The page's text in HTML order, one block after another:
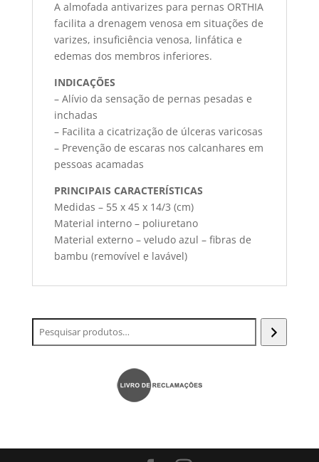
A almofada antivarizes para pernas ORTHIA
facilita a drenagem venosa em situações de
varizes, insuficiência venosa, linfática e
edemas dos membros inferiores.
INDICAÇÕES
– Alívio da sensação de pernas pesadas e
inchadas
– Facilita a cicatrização de úlceras varicosas
– Prevenção de escaras nos calcanhares em
pessoas acamadas
PRINCIPAIS CARACTERÍSTICAS
Medidas – 55 x 45 x 14/3 (cm)
Material interno – poliuretano
Material externo – veludo azul – fibras de
bambu (removível e lavável)